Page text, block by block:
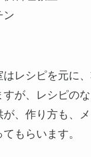
ン
レシピを元に
すが、レシピの
、作り方も、
もらいます。